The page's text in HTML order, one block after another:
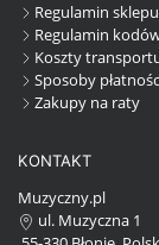
Regulamin sklepu
Regulamin
Koszty
Sposoby
Zakupy na raty
KONTAKT
Muzyczny.pl
ul. Muzyczna 1